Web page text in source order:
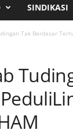
SINDIKASI
Tak Berdasar